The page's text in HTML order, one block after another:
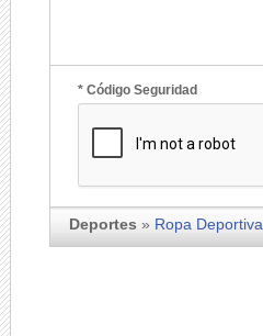
* Código Seguridad
Deportes » Ropa Deportiva